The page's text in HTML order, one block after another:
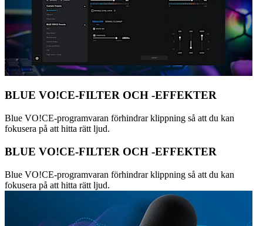
BLUE VO!CE-FILTER OCH -EFFEKTER
Blue VO!CE-programvaran förhindrar klippning så att du kan
fokusera på att hitta rätt ljud.
BLUE VO!CE-FILTER OCH -EFFEKTER
Blue VO!CE-programvaran förhindrar klippning så att du kan
fokusera på att hitta rätt ljud.